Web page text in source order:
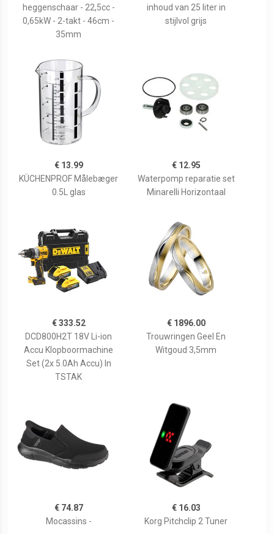
heggenschaar - 22,5cc -
0,65kW - 2-takt - 46cm -
35mm
inhoud van 25 liter in
stijlvol grijs
€ 13.99
KÜCHENPROF Målebæger
0.5L glas
€ 12.95
Waterpomp reparatie set
Minarelli Horizontaal
€ 333.52
DCD800H2T 18V Li-ion
Accu Klopboormachine
Set (2x 5.0Ah Accu) In
TSTAK
€ 1896.00
Trouwringen Geel En
Witgoud 3,5mm
€ 74.87
Mocassins -
€ 16.03
Korg Pitchclip 2 Tuner